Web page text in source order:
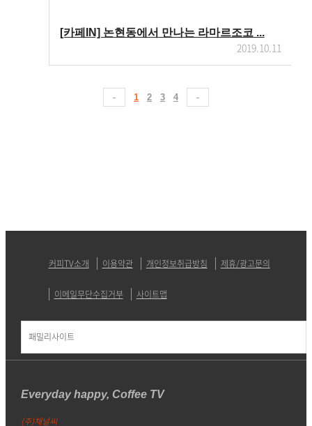
[카페IN] 논현동에서 만나는 라마르조코 ...
2019.10.11
1 2 3 4
커피TV소개 이용약관 개인정보취급방침 제휴/광고문의
이메일무단수집거부 사이트맵
패밀리사이트
Everyday happy, Coffee TV
(주)채널씨